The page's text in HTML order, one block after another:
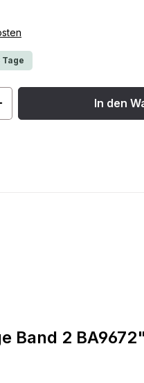
den In den
Band 2